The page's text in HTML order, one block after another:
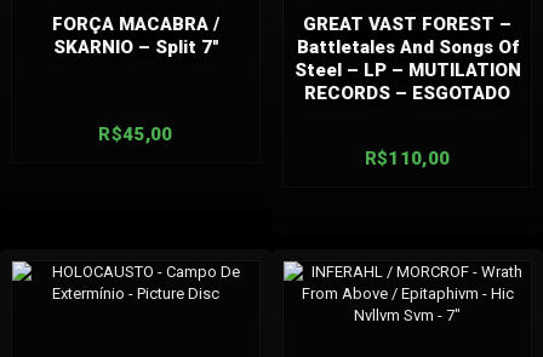
FORÇA MACABRA /
SKARNIO – Split 7″
R$45,00
GREAT VAST FOREST –
Battletales And Songs Of
Steel – LP – MUTILATION
RECORDS – ESGOTADO
R$110,00